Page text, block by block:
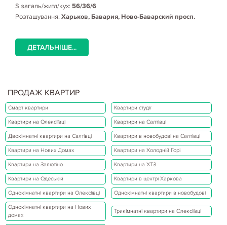
S загаль/житл/кух: 56/36/6
Розташування: Харьков, Бавария, Ново-Баварский просп.
ДЕТАЛЬНІШЕ...
ПРОДАЖ КВАРТИР
Смарт квартири Квартири студії
Квартири на Олексіївці Квартири на Салтівці
Двокімнатні квартири на Салтівці Квартири в новобудові на Салтівці
Квартири на Нових Домах Квартири на Холодній Горі
Квартири на Залютіно Квартири на ХТЗ
Квартири на Одеській Квартири в центрі Харкова
Однокімнатні квартири на Олексіївці Однокімнатні квартири в новобудові
Однокімнатні квартири на Нових
домах
Трикімнатні квартири на Олексіївці